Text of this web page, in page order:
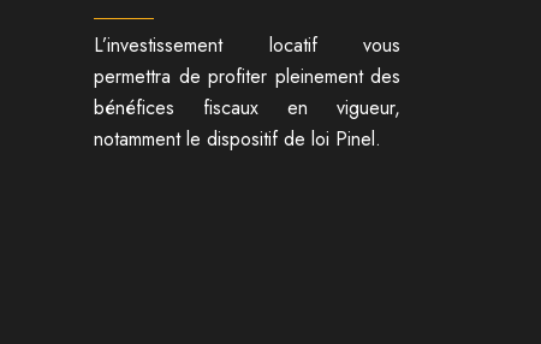
L’investissement locatif vous
permettra de profiter pleinement des
bénéfices fiscaux en vigueur,
notamment le dispositif de loi Pinel.